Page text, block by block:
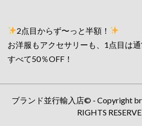
2点目からず〜っと半額！
お洋服もアクセサリーも、1点目は
すべて50％OFF！
ブランド並行輸入店© - Copyright
RIGHTS